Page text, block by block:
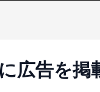
広告を掲